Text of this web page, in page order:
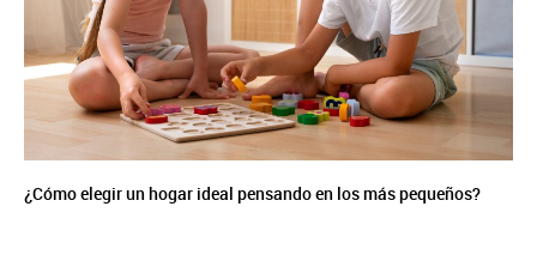
¿Cómo elegir un hogar ideal pensando en los más pequeños?